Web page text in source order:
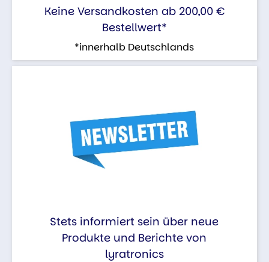
Keine Versandkosten ab 200,00 €
Bestellwert*
*innerhalb Deutschlands
Stets informiert sein über neue
Produkte und Berichte von
lyratronics